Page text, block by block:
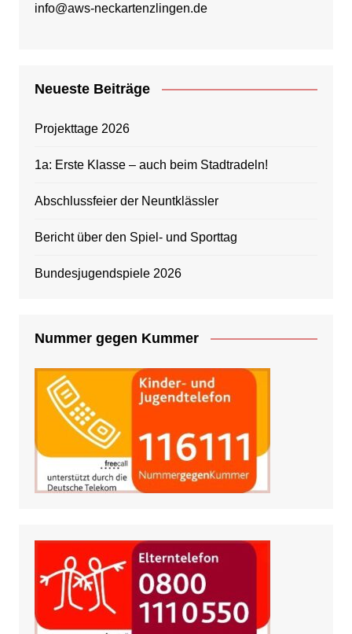
info@aws-neckartenzlingen.de
Neueste Beiträge
Projekttage 2026
1a: Erste Klasse – auch beim Stadtradeln!
Abschlussfeier der Neuntklässler
Bericht über den Spiel- und Sporttag
Bundesjugendspiele 2026
Nummer gegen Kummer